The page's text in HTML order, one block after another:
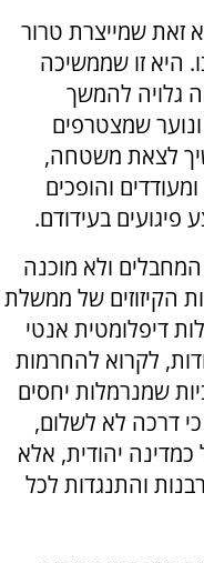
זאת שמייצרת טרור
היא זו שממשיכה
גלויה להמשך
שמצטרפים
לצאת משטחה,
והופכים
פיגועים בעידודם.
ולא מוכנה
הקיזוזים של ממשלת
דיפלומטית אנטי
לקרוא להחרמות
שמנרמלות יחסים
דרכה לא לשלום,
יהודית, אלא
והתנגדות לכל